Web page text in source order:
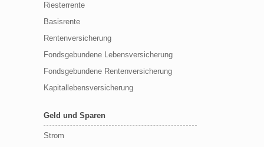
Riesterrente
Basisrente
Rentenversicherung
Fondsgebundene Lebensversicherung
Fondsgebundene Rentenversicherung
Kapitallebensversicherung
Geld und Sparen
Strom